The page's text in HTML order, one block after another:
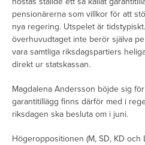
pensionärerna som villkor för att
nya regering. Utspelet är
överhuvudtaget inte berör själva
vara samtliga riksdagspartiers
direkt ur statskassan.
Magdalena Andersson böjde sig
garantitillägg finns därför med i
riksdagen ska besluta om i juni.
Högeroppositionen (M, SD, KD och